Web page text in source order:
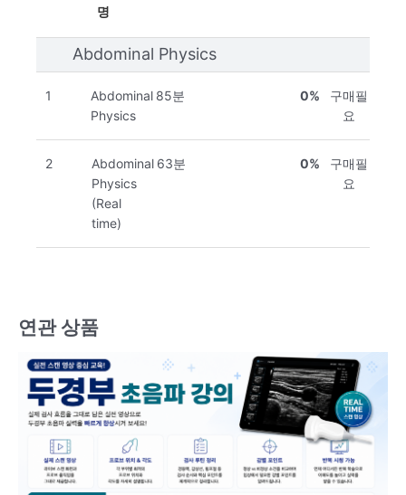
명
Abdominal Physics
1
Abdominal
Physics
85분 0%
구매필
요
2
Abdominal
Physics
(Real
time)
63분 0%
구매필
요
연관 상품